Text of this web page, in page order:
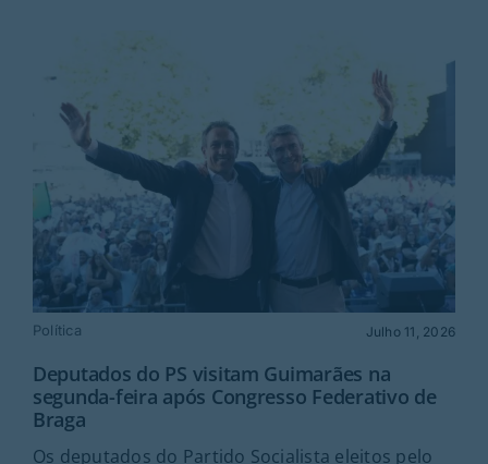
Política Julho 11, 2026
Deputados do PS visitam Guimarães na
segunda-feira após Congresso Federativo de
Braga
Os deputados do Partido Socialista eleitos pelo